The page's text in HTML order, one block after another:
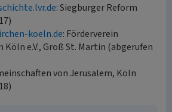
: Siegburger Reform
koeln.de: Förderverein
Köln e.V., Groß St. Martin (abgerufen
von Jerusalem, Köln